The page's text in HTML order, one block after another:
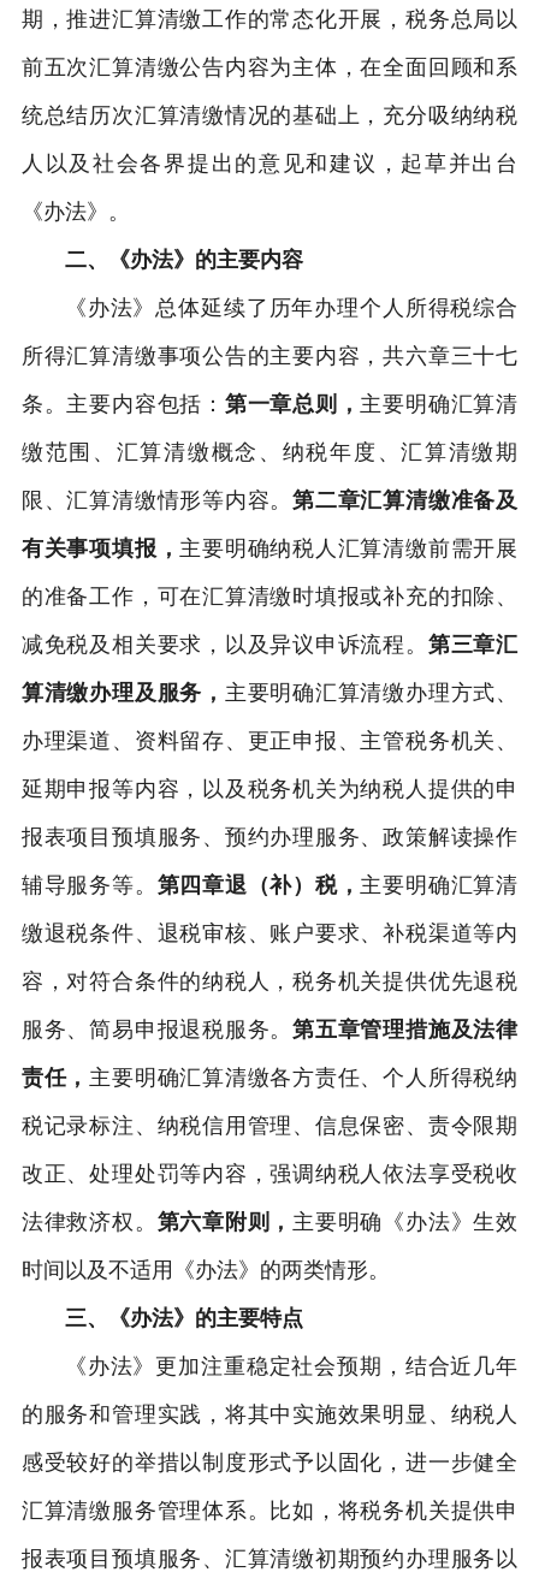
期，推进汇算清缴工作的常态化开展，税务总局以
前五次汇算清缴公告内容为主体，在全面回顾和系
统总结历次汇算清缴情况的基础上，充分吸纳纳税
人以及社会各界提出的意见和建议，起草并出台
《办法》。
二、《办法》的主要内容
《办法》总体延续了历年办理个人所得税综合
所得汇算清缴事项公告的主要内容，共六章三十七
条。主要内容包括： 第一章总则， 主要明确汇算清
缴范围、汇算清缴概念、纳税年度、汇算清缴期
限、汇算清缴情形等内容。第二章汇算清缴准备及
有关事项填报， 主要明确纳税人汇算清缴前需开展
的准备工作，可在汇算清缴时填报或补充的扣除、
减免税及相关要求，以及异议申诉流程。 第三章汇
算清缴办理及服务， 主要明确汇算清缴办理方式、
办理渠道、资料留存、更正申报、主管税务机关、
延期申报等内容，以及税务机关为纳税人提供的申
报表项目预填服务、预约办理服务、政策解读操作
辅导服务等。 第四章退（补）税， 主要明确汇算清
缴退税条件、退税审核、账户要求、补税渠道等内
容，对符合条件的纳税人，税务机关提供优先退税
服务、简易申报退税服务。第五章管理措施及法律
责任， 主要明确汇算清缴各方责任、个人所得税纳
税记录标注、纳税信用管理、信息保密、责令限期
改正、处理处罚等内容，强调纳税人依法享受税收
法律救济权。 第六章附则， 主要明确《办法》生效
时间以及不适用《办法》的两类情形。
三、《办法》的主要特点
《办法》更加注重稳定社会预期，结合近几年
的服务和管理实践，将其中实施效果明显、纳税人
感受较好的举措以制度形式予以固化，进一步健全
汇算清缴服务管理体系。比如，将税务机关提供申
报表项目预填服务、汇算清缴初期预约办理服务以